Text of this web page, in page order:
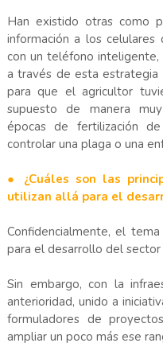
Han existido otras como
información a los
con un teléfono
a través de esta estrategia
para que el agricultor
supuesto de manera
épocas de fertilización
controlar una plaga o una
● ¿Cuáles son las
utilizan allá para el
Confidencialmente, el
para el desarrollo del
Sin embargo, con la
anterioridad, unido a
formuladores de
ampliar un poco más ese